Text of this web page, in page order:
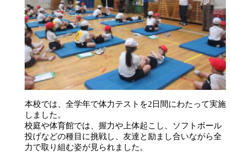
本校では、全学年で体力テストを2日間にわたって実施
しました。
校庭や体育館では、握力や上体起こし、ソフトボール
投げなどの種目に挑戦し、友達と励まし合いながら全
力で取り組む姿が見られました。